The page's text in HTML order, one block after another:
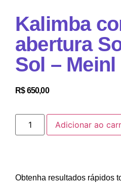
Kalimba
abertura
Sol – Meinl
R$650,00
Adicionar ao
Obtenha resultados rápidos